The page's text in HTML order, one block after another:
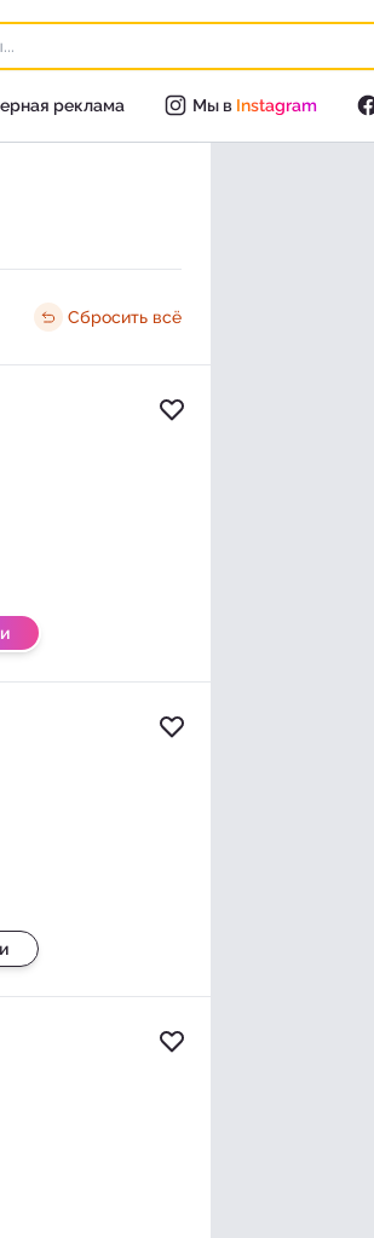
реклама Мы в Instagram
Сбросить всё
Добавить в избранное
Добавить в избранное
Добавить в избранное